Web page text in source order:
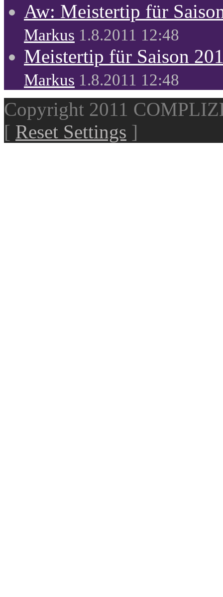
Aw: Meistertip für
Markus 1.8.2011 12:48
Meistertip für Saison
Markus 1.8.2011 12:48
Copyright 2011
[ Reset Settings ]